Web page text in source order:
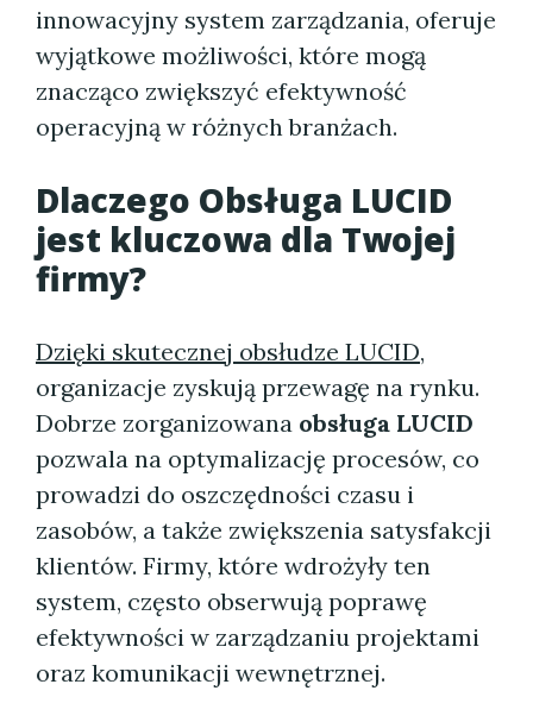
innowacyjny system zarządzania, oferuje
wyjątkowe możliwości, które mogą
znacząco zwiększyć efektywność
operacyjną w różnych branżach.
Dlaczego Obsługa LUCID
jest kluczowa dla Twojej
firmy?
Dzięki skutecznej obsłudze LUCID,
organizacje zyskują przewagę na rynku.
Dobrze zorganizowana obsługa LUCID
pozwala na optymalizację procesów, co
prowadzi do oszczędności czasu i
zasobów, a także zwiększenia satysfakcji
klientów. Firmy, które wdrożyły ten
system, często obserwują poprawę
efektywności w zarządzaniu projektami
oraz komunikacji wewnętrznej.